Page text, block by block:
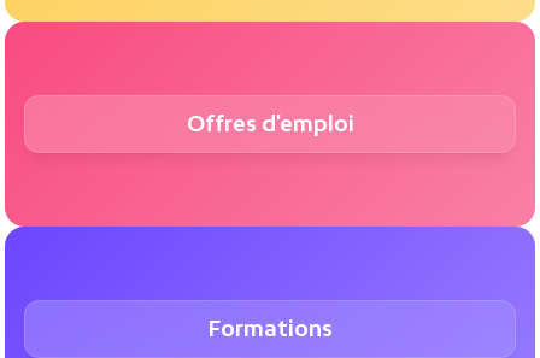
Offres d'emploi
Formations